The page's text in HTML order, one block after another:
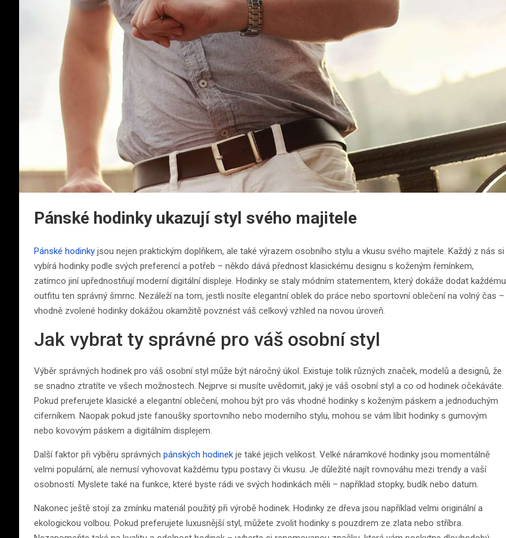
Pánské hodinky ukazují styl svého majitele
Pánské hodinky jsou nejen praktickým doplňkem, ale také výrazem osobního stylu a vkusu svého majitele. Každý z nás si
vybírá hodinky podle svých preferencí a potřeb – někdo dává přednost klasickému designu s koženým řemínkem,
zatímco jiní upřednostňují moderní digitální displeje. Hodinky se staly módním statementem, který dokáže dodat každému
outfitu ten správný šmrnc. Nezáleží na tom, jestli nosíte elegantní oblek do práce nebo sportovní oblečení na volný čas –
vhodně zvolené hodinky dokážou okamžitě povznést váš celkový vzhled na novou úroveň.
Jak vybrat ty správné pro váš osobní styl
Výběr správných hodinek pro váš osobní styl může být náročný úkol. Existuje tolik různých značek, modelů a designů, že
se snadno ztratíte ve všech možnostech. Nejprve si musíte uvědomit, jaký je váš osobní styl a co od hodinek očekáváte.
Pokud preferujete klasické a elegantní oblečení, mohou být pro vás vhodné hodinky s koženým páskem a jednoduchým
ciferníkem. Naopak pokud jste fanoušky sportovního nebo moderního stylu, mohou se vám líbit hodinky s gumovým
nebo kovovým páskem a digitálním displejem.
Další faktor při výběru správných pánských hodinek je také jejich velikost. Velké náramkové hodinky jsou momentálně
velmi populární, ale nemusí vyhovovat každému typu postavy či vkusu. Je důležité najít rovnováhu mezi trendy a vaší
osobností. Myslete také na funkce, které byste rádi ve svých hodinkách měli – například stopky, budík nebo datum.
Nakonec ještě stojí za zmínku materiál použitý při výrobě hodinek. Hodinky ze dřeva jsou například velmi originální a
ekologickou volbou. Pokud preferujete luxusnější styl, můžete zvolit hodinky s pouzdrem ze zlata nebo stříbra.